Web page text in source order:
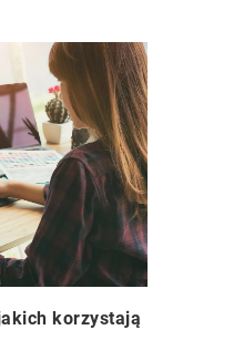
korzystają